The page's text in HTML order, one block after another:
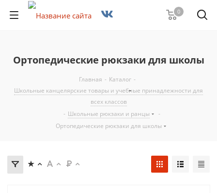
0
Ортопедические рюкзаки для школы
Главная - Каталог -
Школьные канцелярские товары и учебные принадлежности для
всех классов
- Школьные рюкзаки и ранцы
-
Ортопедические рюкзаки для школы